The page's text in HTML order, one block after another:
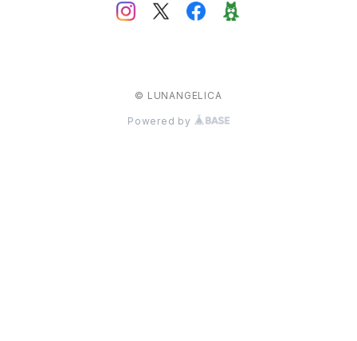
© LUNANGELICA
Powered by